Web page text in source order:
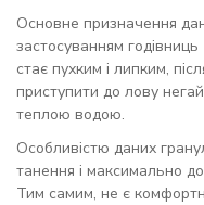
Основне призначення
застосуванням
стає пухким і липким,
приступити до лову
теплою водою.
Особливістю даних
танення і максимально
Тим самим, не є